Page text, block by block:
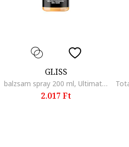
GLISS
balzsam spray 200 ml, Ultimate Repair
2.017 Ft